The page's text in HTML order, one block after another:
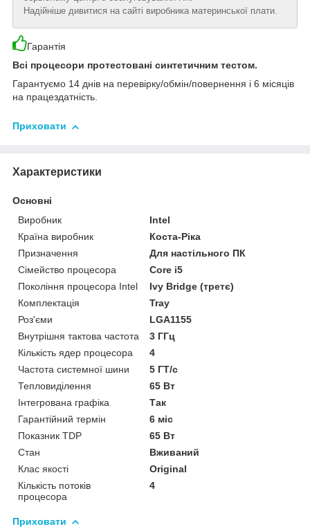
Надійніше дивитися на сайті виробника материнської плати.
Гарантія
Всі процесори протестовані синтетичним тестом.
Гарантуємо 14 днів на перевірку/обмін/повернення і 6 місяців
на працездатність.
Приховати
Характеристики
Основні
Виробник
Intel
Країна виробник
Коста-Ріка
Призначення
Для настільного ПК
Сімейство процесора
Core i5
Покоління процесора Intel
Ivy Bridge (третє)
Комплектація
Tray
Роз'єми
LGA1155
Внутрішня тактова частота
3 ГГц
Кількість ядер процесора
4
Частота системної шини
5 ГТ/с
Тепловиділення
65 Вт
Інтегрована графіка
Так
Гарантійний термін
6 міс
Показник TDP
65 Вт
Стан
Вживаний
Клас якості
Original
Кількість потоків
процесора
4
Приховати